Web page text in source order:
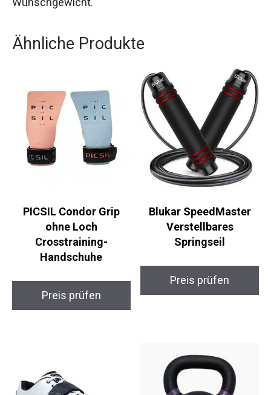
VitaCare zielgerichtet auf deinem Weg zu deinem
PICSIL Condor Grip
ohne Loch
Crosstraining-
Blukar SpeedMaster
Verstellbares